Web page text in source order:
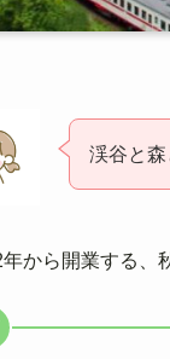
渓谷と森
から開業する、